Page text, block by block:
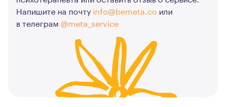
Напишите на почту info@bemeta.co или
в телеграм @meta_service